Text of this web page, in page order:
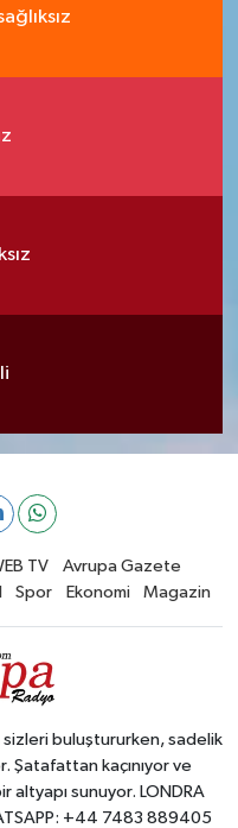
TV
Avrupa Gazete
Spor Ekonomi Magazin
buluştururken, sadelik
Şatafattan kaçınıyor ve
sunuyor. LONDRA
+44 7483 889405